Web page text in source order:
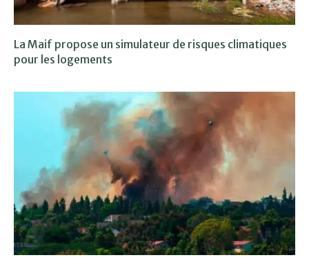
La Maif propose un simulateur de risques climatiques
pour les logements